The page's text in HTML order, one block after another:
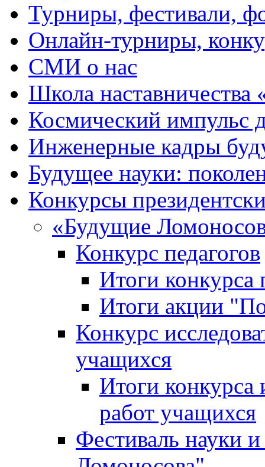
Турниры, фестивали,
Онлайн-турниры,
СМИ о нас
Школа
Космический импульс
Инженерные кадры
Будущее науки:
Конкурсы
«Будущие
Конкурс педагогов
Итоги конкурса
Итоги акции
Конкурс
учащихся
Итоги конкурса
работ учащихся
Фестиваль науки